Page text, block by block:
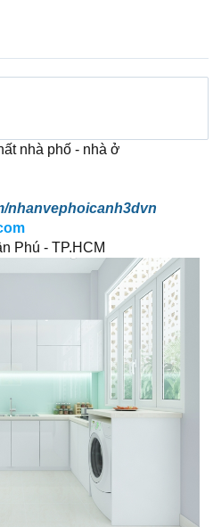
nhà phố - nhà ở
nhanvephoicanh3dvn
Phú - TP.HCM